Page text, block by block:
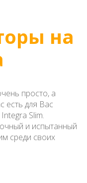
на
просто, а
есть для Вас
Slim.
и испытанный
среди своих